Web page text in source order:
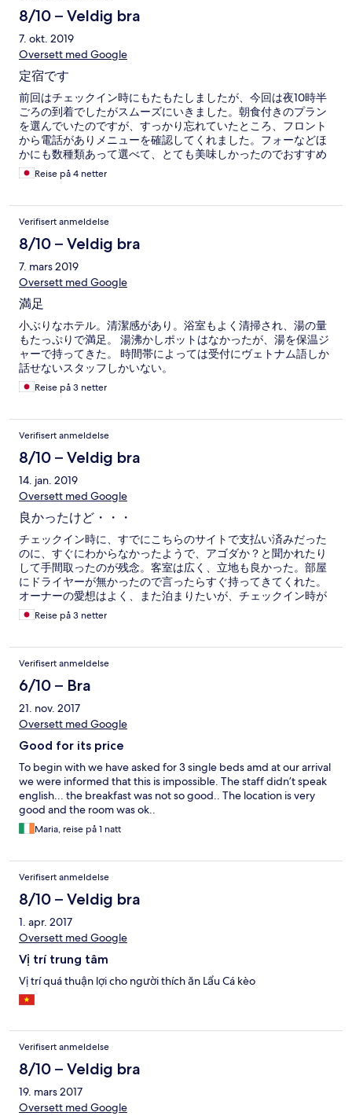
8/10 – Veldig bra
7. okt. 2019
Oversett med Google
定宿です
前回はチェックイン時にもたもたしましたが、今回は夜10時半
ごろの到着でしたがスムーズにいきました。朝食付きのプラン
を選んでいたのですが、すっかり忘れていたところ、フロント
から電話がありメニューを確認してくれました。フォーなどほ
かにも数種類あって選べて、とても美味しかったのでおすすめ
です。なぜか4日間、一度も他の朝食利用者を見ませんでした
が・・・。 唯一、冷蔵庫の中にミネラルウォーターが入ってい
に90,000ドン請求されました。ホテルの隣がコンビニなので、
そちらで購入した方が3分の1で済みます。 フロントのスタッフ
はフレンドリーで、気持ちよく滞在できました。また利用しま
す。
Reise på 4 netter
Verifisert anmeldelse
8/10 – Veldig bra
7. mars 2019
Oversett med Google
満足
小ぶりなホテル。清潔感があり。浴室もよく清掃され、湯の量
もたっぷりで満足。 湯沸かしポットはなかったが、湯を保温ジ
ャーで持ってきた。 時間帯によっては受付にヴェトナム語しか
話せないスタッフしかいない。
Reise på 3 netter
Verifisert anmeldelse
8/10 – Veldig bra
14. jan. 2019
Oversett med Google
良かったけど・・・
チェックイン時に、すでにこちらのサイトで支払い済みだった
のに、すぐにわからなかったようで、アゴダか？と聞かれたり
して手間取ったのが残念。客室は広く、立地も良かった。部屋
にドライヤーが無かったので言ったらすぐ持ってきてくれた。
オーナーの愛想はよく、また泊まりたいが、チェックイン時が
心配。Reise på 3 netter
Verifisert anmeldelse
6/10 – Bra
21. nov. 2017
Oversett med Google
Good for its price
To begin with we have asked for 3 single beds amd at our arrival
we were informed that this is impossible. The staff didn’t speak
english... the breakfast was not so good.. The location is very
good and the room was ok..
Maria, reise på 1 natt
Verifisert anmeldelse
8/10 – Veldig bra
1. apr. 2017
Oversett med Google
Vị trí trung tâm
Vị trí quá thuận lợi cho người thích ăn Lẩu Cá kèo
Verifisert anmeldelse
8/10 – Veldig bra
19. mars 2017
Oversett med Google